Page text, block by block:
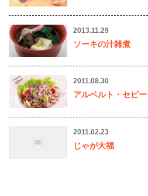
2013.11.29
ソーキの汁雑煮
2011.08.30
アルベルト・セビ
2011.02.23
じゃが大福